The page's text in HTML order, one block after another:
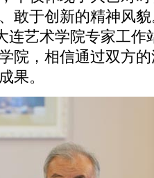
敢于创新的精神风
连艺术学院专家工作
院，相信通过双方
果。